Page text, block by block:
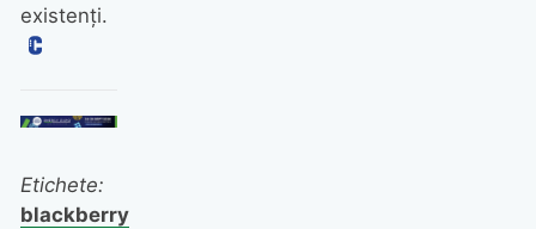
existenţi.
Etichete:
blackberry